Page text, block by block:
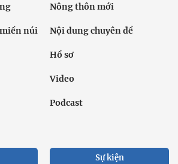
Nông thôn mới
núi Nội dung chuyên đề
Hồ sơ
Video
Podcast
Sự kiện